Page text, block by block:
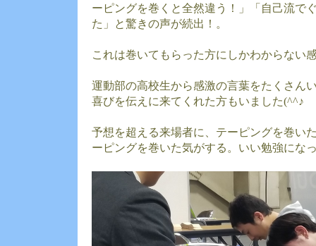
ーピングを巻くと全然違う！」「自己流で
た」と驚きの声が続出！。
これは巻いてもらった方にしかわからない
運動部の高校生から感激の言葉をたくさん
喜びを伝えに来てくれた方もいました(^^♪
予想を超える来場者に、テーピングを巻い
ーピングを巻いた気がする。いい勉強にな